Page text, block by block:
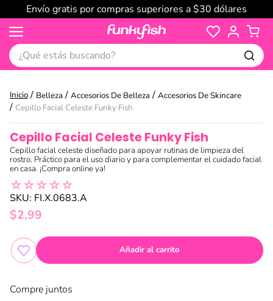
Envío gratis por compras superiores a $30 dólares
¿Qué estás buscando?
Belleza Accesorios De Belleza
Accesorios De Skincare
Cepillo Facial Celeste Funky Fish
Cepillo Facial Celeste Funky Fish
Cepillo facial celeste diseñado para apoyar rutinas de limpieza del
rostro. Práctico para el uso diario y para complementar el cuidado facial
en casa. ¡Compra online ya!
☆☆☆☆☆
SKU: FI.X.0683.A
$2,99
Añadir al carrito
Compre juntos